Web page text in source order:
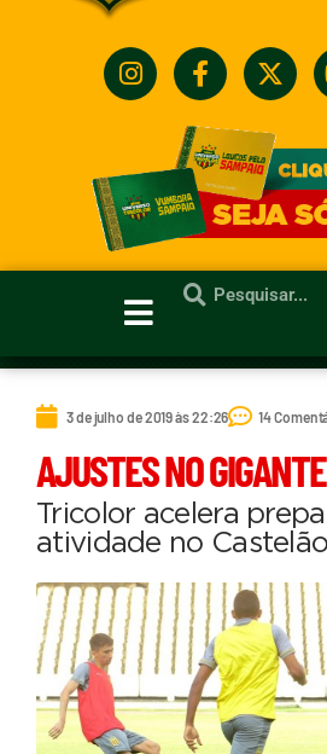
3 de julho de 2019 às 22:26 14
AJUSTES NO GIGANTE
Tricolor acelera
atividade no Castelão